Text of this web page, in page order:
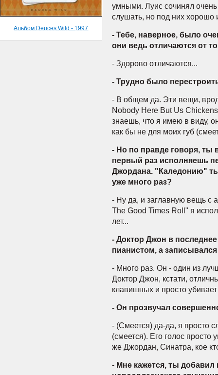
Альбом Deuces Wild - 1997
умными. Луис сочинял
слушать, но под них хорошо
- Тебе, наверное, было
они ведь отличаются от
- Здорово отличаются...
- Трудно было
- В общем да. Эти вещи,
Nobody Here But Us
знаешь, что я имею в виду,
как бы не для моих губ
- Но по правде говоря, ты
первый раз исполняешь
Джордана. "Каледонию"
уже много раз?
- Ну да, и заглавную вещь с
The Good Times Roll" я
лет...
- Доктор Джон в
пианистом, а
- Много раз. Он - один из
Доктор Джон, кстати,
клавишных и просто
- Он прозвучал
- (Смеется) да-да, я просто
(смеется). Его голос просто
же Джордан, Синатра, кое
- Мне кажется, ты